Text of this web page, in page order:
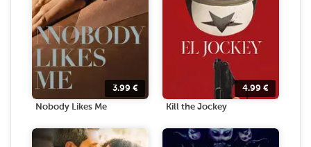
3.99 €
Nobody Likes Me
4.99 €
Kill the Jockey